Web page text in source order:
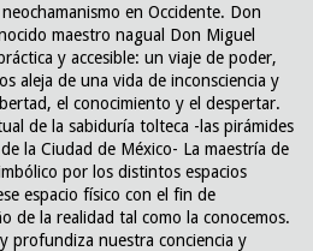
en Occidente. Don
maestro nagual Don Miguel
y accesible: un viaje de poder,
aleja de una vida de inconsciencia y
el conocimiento y el despertar.
de la sabiduría tolteca -las pirámides
la Ciudad de México- La maestría de
por los distintos espacios
espacio físico con el fin de
de la realidad tal como la conocemos.
profundiza nuestra conciencia y